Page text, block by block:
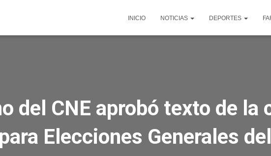
INICIO NOTICIAS DEPORTES
del CNE aprobó texto de la
para Elecciones Generales